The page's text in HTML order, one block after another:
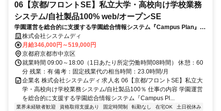
06【京都/フロントSE】私立大学・高校向け学校業務
システム/自社製品100% web/オープンSE
学園運営を総合的に支援する学園総合情報システム『Campus Plan』の
導入支援をお任せします。AIを組み合わせた新機能を追加するなどバー
ジョンアップを続け、導入実績は順調に伸長しています。学籍教務や会
計、
株式会社システムディ
月給346,000円～519,000円
京都府京都市中京区
就業時間 09:00～18:00（1日あたり所定労働時間08時間） 休憩：60
分 残業：有 備考：固定残業代の相当時間：23.0時間/月
企業名 株式会社システムディ 求人名 06【京都/フロントSE】私立大
学・高校向け学校業務システム/自社製品100％ 仕事の内容 学園運営
を総合的に支援する学園総合情報システム『Campus Pl...
業界未経験者歓迎 資格取得支援あり 固定時間制 転勤なし 在宅OK 土日祝休み